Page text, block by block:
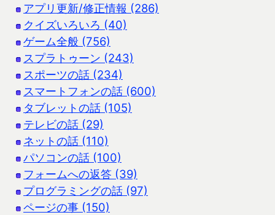
アプリ更新/修正情報 (286)
クイズいろいろ (40)
ゲーム全般 (756)
スプラトゥーン (243)
スポーツの話 (234)
スマートフォンの話 (600)
タブレットの話 (105)
テレビの話 (29)
ネットの話 (110)
パソコンの話 (100)
フォームへの返答 (39)
プログラミングの話 (97)
ページの事 (150)